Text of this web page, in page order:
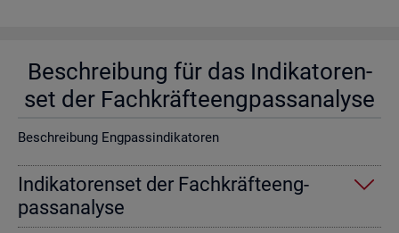
Be­schrei­bung für das In­di­ka­to­ren­
set der Fach­kräf­te­eng­pass­ana­ly­se
Be­schrei­bung Eng­pas­sin­di­ka­to­ren
In­di­ka­to­ren­set der Fach­kräf­te­eng­
pass­ana­ly­se